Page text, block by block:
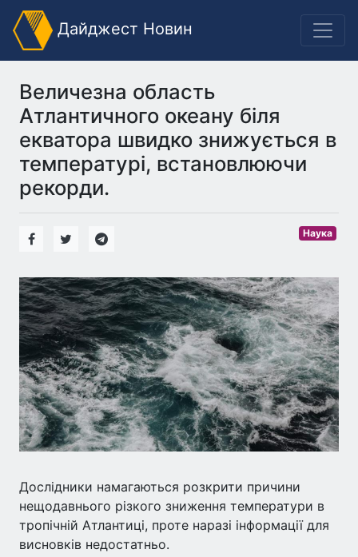
Дайджест Новин
Величезна область
Атлантичного океану біля
екватора швидко знижується в
температурі, встановлюючи
рекорди.
Наука
Дослідники намагаються розкрити причини
нещодавнього різкого зниження температури в
тропічній Атлантиці, проте наразі інформації для
висновків недостатньо.